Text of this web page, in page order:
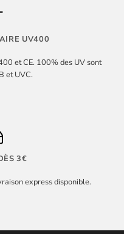
UV400
et CE. 100% des UV sont
et UVC.
3€
express disponible.